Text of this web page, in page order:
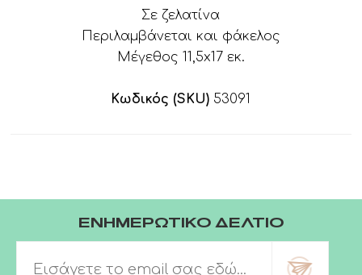
Σε ζελατίνα
Περιλαμβάνεται και φάκελος
Μέγεθος 11,5x17 εκ.
Κωδικός (SKU) 53091
ΕΝΗΜΕΡΩΤΙΚΟ ΔΕΛΤΙΟ